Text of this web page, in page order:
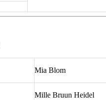
Mia Blom
Mille Bruun Heidel